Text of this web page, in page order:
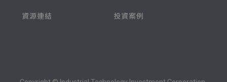
資源連結 投資案例